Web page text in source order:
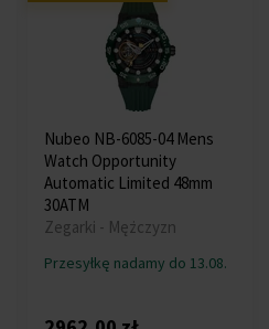
Nubeo NB-6085-04 Mens
Watch Opportunity
Automatic Limited 48mm
30ATM
Zegarki - Mężczyzn
Przesyłkę nadamy do 13.08.